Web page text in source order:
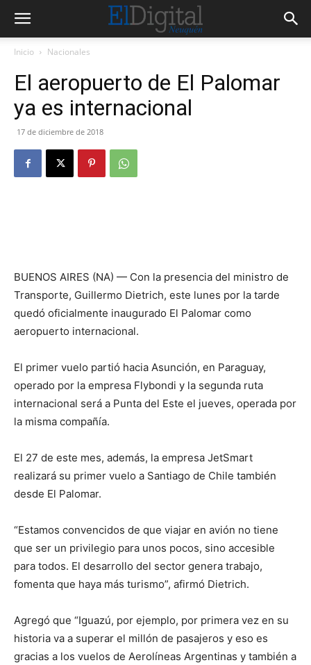
Inicio Nacionales
El aeropuerto de El Palomar
ya es internacional
17 de diciembre de 2018
BUENOS AIRES (NA) — Con la presencia del ministro de
Transporte, Guillermo Dietrich, este lunes por la tarde
quedó oficialmente inaugurado El Palomar como
aeropuerto internacional.
El primer vuelo partió hacia Asunción, en Paraguay,
operado por la empresa Flybondi y la segunda ruta
internacional será a Punta del Este el jueves, operada por
la misma compañía.
El 27 de este mes, además, la empresa JetSmart
realizará su primer vuelo a Santiago de Chile también
desde El Palomar.
“Estamos convencidos de que viajar en avión no tiene
que ser un privilegio para unos pocos, sino accesible
para todos. El desarrollo del sector genera trabajo,
fomenta que haya más turismo”, afirmó Dietrich.
Agregó que “Iguazú, por ejemplo, por primera vez en su
historia va a superar el millón de pasajeros y eso es
gracias a los vuelos de Aerolíneas Argentinas y también a